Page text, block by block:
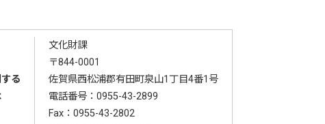
る
文化財課
〒844-0001
佐賀県西松浦郡有田町泉山1丁目4番1号
電話番号： 0955-43-2899
Fax：0955-43-2802